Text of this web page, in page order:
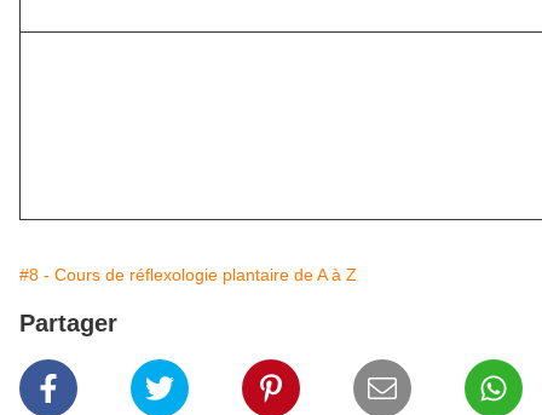
#8 - Cours de réflexologie plantaire de A à Z
Partager